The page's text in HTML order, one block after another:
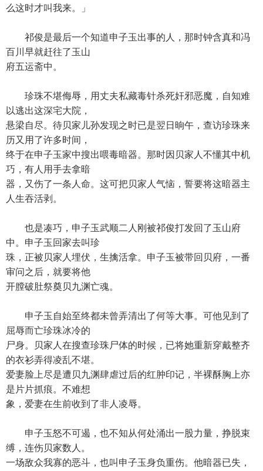
么这时才叫我来。」
祁俊是最后一个知道申子玉出事的人，那时钟含真和冯
百川早就赶往了玉山
府五运斋中。
珍珠不堪侮辱，用丈夫私藏毒针杀死奸邪恶魔，自知难
以逃出这深宅大院，
悬梁自尽。待贝家儿孙发现之时已是翌日晌午，查访珍珠来
历又用了许多时间，
终于在申子玉家中搜出喂毒暗器。那时因贝家人不懂其中机
巧，有人用手去拿暗
器，又伤了一条人命。这可把贝家人气恼，誓要将这暗器主
人生吞活剥。
也是凑巧，申子玉武顺二人刚被祁俊打发回了玉山府
中。申子玉回家去叫珍
珠，正被贝家人埋伏，生擒活拿。申子玉被带回贝府，一番
审问之后，就要将他
开膛破肚祭奠贝九渊亡魂。
申子玉自始至终都未曾弄清出了何等大事。可他见到了
屈辱而亡珍珠冰冷的
尸身。贝家人在搜查珍珠尸体的时候，已将她重新穿戴整齐
的衣衫弄得凌乱不堪。
爱妻脸上尽是遭贝九渊肆虐过后的红肿印记，半裸酥胸上亦
是片片抓痕。不难想
象，爱妻在生前收到了非人凌辱。
申子玉怒不可遏，也不知从何处涌出一股力量，挣脱束
缚，连伤贝家数人。
一场敌众我寡的恶斗，也叫申子玉身负重伤。他暗器已失，